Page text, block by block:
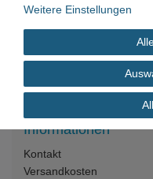
99625 Kölleda
Deutschland
Geschäftszeiten:
📞+49 3635 483304
✉️
Informationen
Kontakt
Versandkosten
Weitere Einstellungen